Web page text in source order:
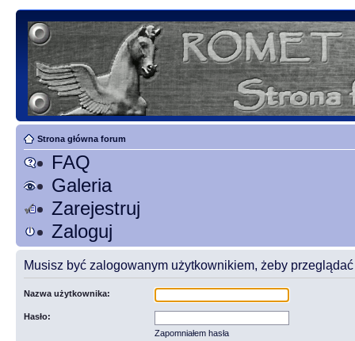
Strona główna forum
FAQ
Galeria
Zarejestruj
Zaloguj
Musisz być zalogowanym użytkownikiem, żeby przeglądać
Nazwa użytkownika:
Hasło:
Zapomniałem hasła